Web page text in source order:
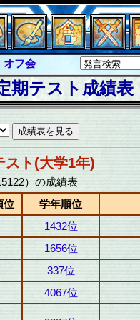
オフ会
ックハーツ
ド ソロモン
期テスト成績表
スト(大学1年)
）の成績表
位
学年順位
1432位
1656位
337位
4067位